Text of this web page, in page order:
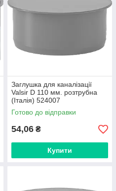
Заглушка для каналізації
Valsir D 110 мм. розтрубна
(Італія) 524007
Готово до відправки
54,06 ₴
Купити